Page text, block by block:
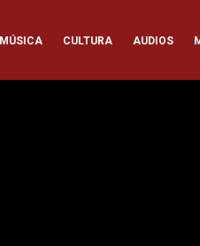
MÚSICA CULTURA AUDIOS